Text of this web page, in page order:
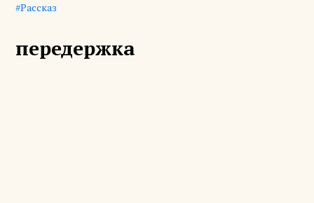
Рассказ
передержка